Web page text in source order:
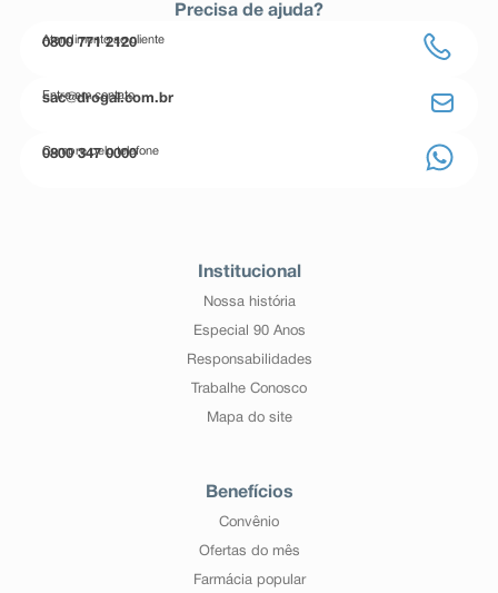
Precisa de ajuda?
Atendimento ao cliente
0800 771 2120
Entre em contato
sac@drogal.com.br
Compre pelo telefone
0800 347 0000
Institucional
Nossa história
Especial 90 Anos
Responsabilidades
Trabalhe Conosco
Mapa do site
Benefícios
Convênio
Ofertas do mês
Farmácia popular